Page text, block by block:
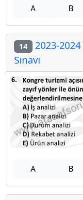
A B
14 2023-
Sınavı
A B